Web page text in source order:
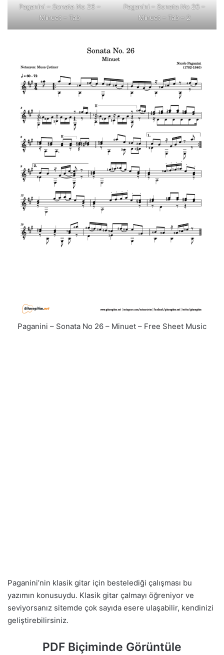
Paganini – Sonata No 26 –
Minuet – Tab
Paganini – Sonata No 26 –
Minuet – Tab – 2
Paganini – Sonata No 26 – Minuet – Free Sheet Music
Paganini’nin klasik gitar için bestelediği çalışması bu
yazımın konusuydu. Klasik gitar çalmayı öğreniyor ve
seviyorsanız sitemde çok sayıda esere ulaşabilir, kendinizi
geliştirebilirsiniz.
PDF Biçiminde Görüntüle